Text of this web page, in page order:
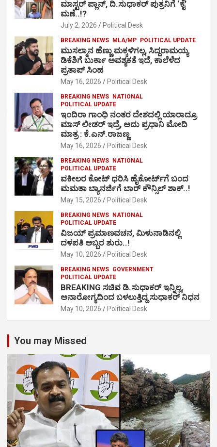
ಮಾಸ್ಟರ್ ಪ್ಲಾನ್, ದಿ.ಸುಧಾಕರ್ ಪುತ್ರನಿಗೆ ‘ಕೈ’
ಮಣೆ..!?
July 2, 2026 Political Desk
BREAKING NEWS MLA/MP POLITICAL UPDATE
ಮುಸಲ್ಮಾನ ಹೆಣ್ಣು ಮಕ್ಕಳಿಗಲ್ಲ, ಸಿದ್ದರಾಮಯ್ಯ
ಡಿಕೆಶಿಗೆ ಬುರ್ಕಾ ಅವಶ್ಯಕತೆ ಇದೆ, ಕಾಲೆಳೆದ
ಪ್ರತಾಪ್ ಸಿಂಹ
May 16, 2026 Political Desk
BREAKING NEWS NATIONAL
POLITICAL UPDATE
ಇಂದಿರಾ ಗಾಂಧಿ ನಂತರ ದೇಶದಲ್ಲಿ ಯಾರಾದ್ರೂ
ಮಾಸ್ ಲೀಡರ್ ಇದ್ರೆ, ಅದು ಪ್ರಧಾನಿ ಮೋದಿ
ಮಾತ್ರ : ಕೆ.ಎನ್.ರಾಜಣ್ಣ
May 16, 2026 Political Desk
BREAKING NEWS NATIONAL
POLITICAL UPDATE
ವಕೀಲರ ಕೋಟ್ ಧರಿಸಿ ಹೈಕೋರ್ಟ್​ಗೆ ಬಂದ
ಮಮತಾ ಬ್ಯಾನರ್ಜಿಗೆ ಬಾರ್ ಕೌನ್ಸಿಲ್ ಶಾಕ್..!
May 15, 2026 Political Desk
BREAKING NEWS NATIONAL
POLITICAL UPDATE
ವಿಜಯ್ ಪ್ರಮಾಣವಚನ, ಮಿಳುನಾಡಿನಲ್ಲಿ
ದಳಪತಿ ಅಬ್ಬರ ಶುರು..!
May 10, 2026 Political Desk
BREAKING NEWS GOVERNMENT
POLITICAL UPDATE
BREAKING ಸಚಿವ ಡಿ.ಸುಧಾಕರ್ ಇನ್ನಿಲ್ಲ,
ಅನಾರೋಗ್ಯದಿಂದ ಬಳಲುತ್ತಿದ್ದ ಸುಧಾಕರ್ ನಿಧನ
May 10, 2026 Political Desk
You may Missed